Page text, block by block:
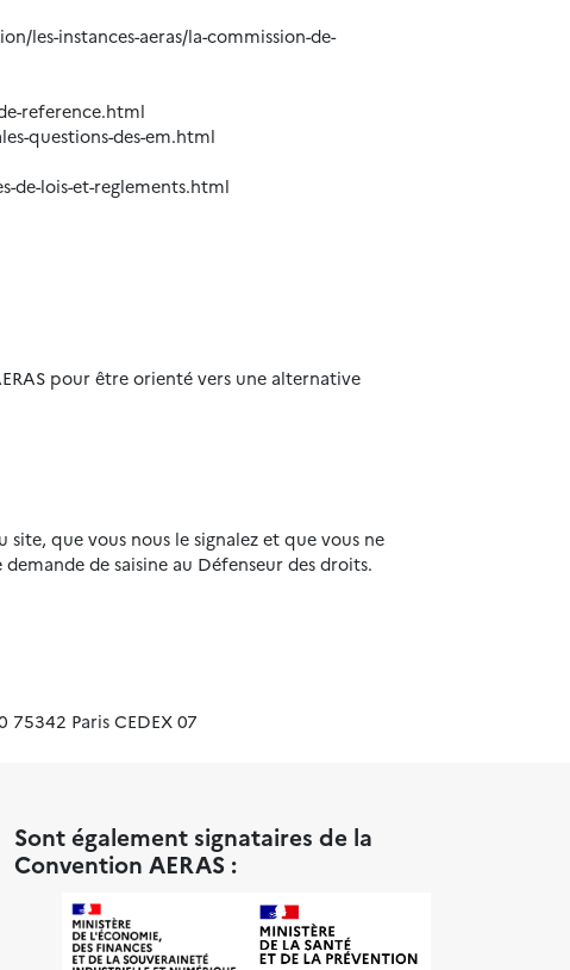
les-instances-aeras/la-commission-de-
reference.html
questions-des-em.html
de-lois-et-reglements.html
pour être orienté vers une alternative
que vous nous le signalez et que vous ne
de saisine au Défenseur des droits.
Paris CEDEX 07
Sont également signataires de la
Convention AERAS :